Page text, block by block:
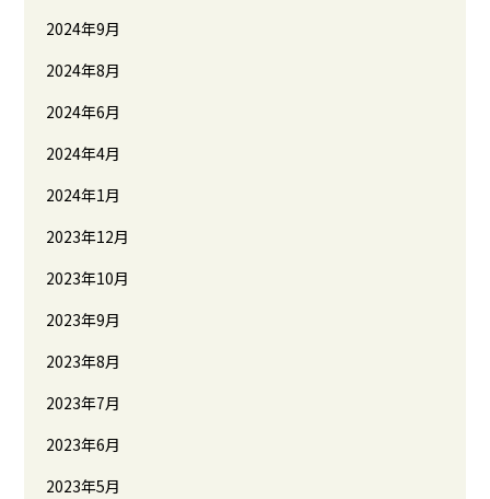
2024年9月
2024年8月
2024年6月
2024年4月
2024年1月
2023年12月
2023年10月
2023年9月
2023年8月
2023年7月
2023年6月
2023年5月